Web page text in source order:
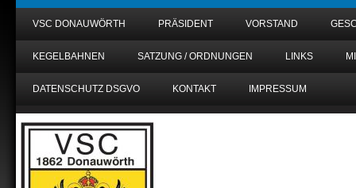
VSC DONAUWÖRTH PRÄSIDENT VORSTAND
KEGELBAHNEN SATZUNG / ORDNUNGEN LINKS
DATENSCHUTZ DSGVO KONTAKT IMPRESSUM